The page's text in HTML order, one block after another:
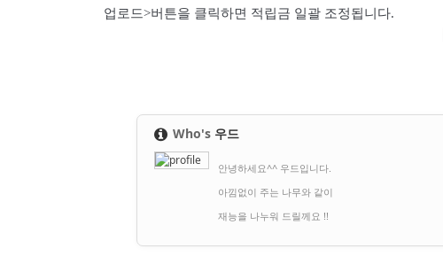
업로드>버튼을 클릭하면 적립금 일괄 조정됩니다.
Who's 우드
안녕하세요^^ 우드입니다.
아낌없이 주는 나무와 같이
재능을 나누워 드릴께요 !!